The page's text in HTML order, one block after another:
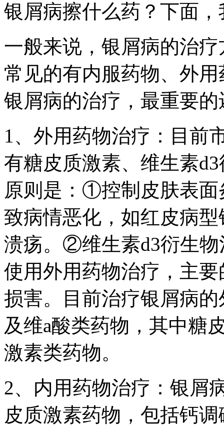
银屑病擦什么药？下面
一般来说，银屑病的治
常见的有内服药物、外
银屑病的治疗，最重要
1、外用药物治疗：目前
有糖皮质激素、维生素
原则是：①控制皮肤表面
致病情恶化，如红皮病
溃疡。②维生素d3衍生
使用外用药物治疗，主
损害。目前治疗银屑病
及维a酸类药物，其中糖
激素类药物。
2、内用药物治疗：银屑
皮质激素药物，包括钙